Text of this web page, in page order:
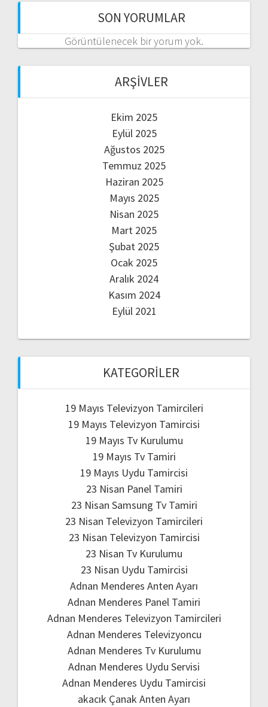
SON YORUMLAR
Görüntülenecek bir yorum yok.
ARŞIVLER
Ekim 2025
Eylül 2025
Ağustos 2025
Temmuz 2025
Haziran 2025
Mayıs 2025
Nisan 2025
Mart 2025
Şubat 2025
Ocak 2025
Aralık 2024
Kasım 2024
Eylül 2021
KATEGORILER
19 Mayıs Televizyon Tamircileri
19 Mayıs Televizyon Tamircisi
19 Mayıs Tv Kurulumu
19 Mayıs Tv Tamiri
19 Mayıs Uydu Tamircisi
23 Nisan Panel Tamiri
23 Nisan Samsung Tv Tamiri
23 Nisan Televizyon Tamircileri
23 Nisan Televizyon Tamircisi
23 Nisan Tv Kurulumu
23 Nisan Uydu Tamircisi
Adnan Menderes Anten Ayarı
Adnan Menderes Panel Tamiri
Adnan Menderes Televizyon Tamircileri
Adnan Menderes Televizyoncu
Adnan Menderes Tv Kurulumu
Adnan Menderes Uydu Servisi
Adnan Menderes Uydu Tamircisi
akacık Çanak Anten Ayarı